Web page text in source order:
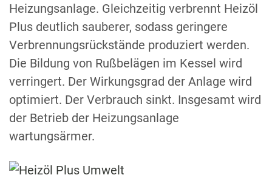
Heizungsanlage. Gleichzeitig verbrennt Heizöl
Plus deutlich sauberer, sodass geringere
Verbrennungsrückstände produziert werden.
Die Bildung von Rußbelägen im Kessel wird
verringert. Der Wirkungsgrad der Anlage wird
optimiert. Der Verbrauch sinkt. Insgesamt wird
der Betrieb der Heizungsanlage
wartungsärmer.